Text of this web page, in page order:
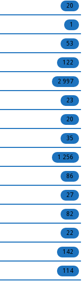
20
1
53
122
2 997
23
20
35
1 256
86
27
82
22
142
114